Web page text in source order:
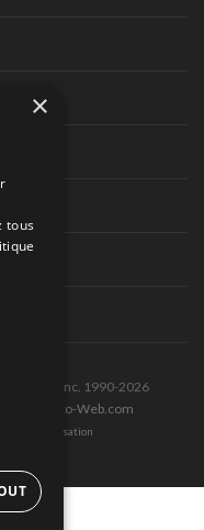
Position inc. 1990-2026
Photo-Web.com
d’utilisation
×
tous